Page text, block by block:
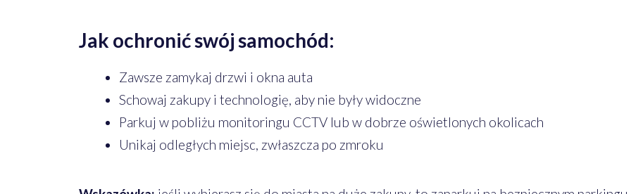
Jak ochronić swój samochód:
Zawsze zamykaj drzwi i okna auta
Schowaj zakupy i technologię, aby nie były widoczne
Parkuj w pobliżu monitoringu CCTV lub w dobrze oświetlonych okolicach
Unikaj odległych miejsc, zwłaszcza po zmroku